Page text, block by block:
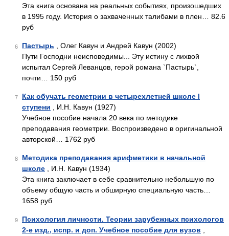
Эта книга основана на реальных событиях, произошедших
в 1995 году. История о захваченных талибами в плен… 82.6
руб
6 Пастырь , Олег Кавун и Андрей Кавун (2002)
Пути Господни неисповедимы... Эту истину с лихвой
испытал Сергей Леванцов, герой романа `Пастырь`,
почти… 150 руб
7
Как обучать геометрии в четырехлетней школе I
ступени , И.Н. Кавун (1927)
Учебное пособие начала 20 века по методике
преподавания геометрии. Воспроизведено в оригинальной
авторской… 1762 руб
8
Методика преподавания арифметики в начальной
школе , И.Н. Кавун (1934)
Эта книга заключает в себе сравнительно небольшую по
объему общую часть и обширную специальную часть…
1658 руб
9
Психология личности. Теории зарубежных психологов
2-е изд., испр. и доп. Учебное пособие для вузов